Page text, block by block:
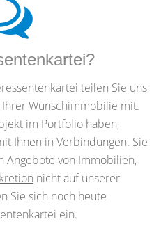
teilen Sie uns
Wunschimmobilie mit.
im Portfolio haben,
Ihnen in Verbindungen. Sie
Angebote von Immobilien,
nicht auf unserer
Sie sich noch heute
ein.